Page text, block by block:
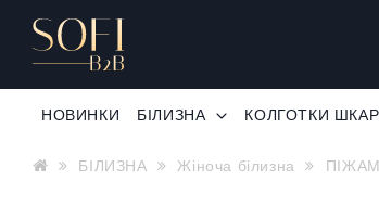
НОВИНКИ БІЛИЗНА КОЛГОТКИ
БІЛИЗНА Жіноча білизна